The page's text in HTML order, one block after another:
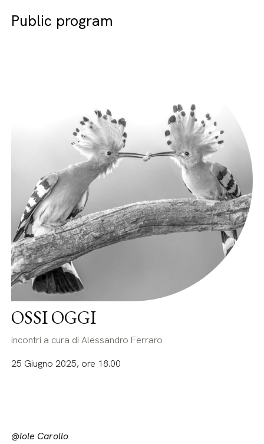
Public program
OSSI OGGI
incontri a cura di Alessandro Ferraro
25 Giugno 2025, ore 18.00
@Iole Carollo